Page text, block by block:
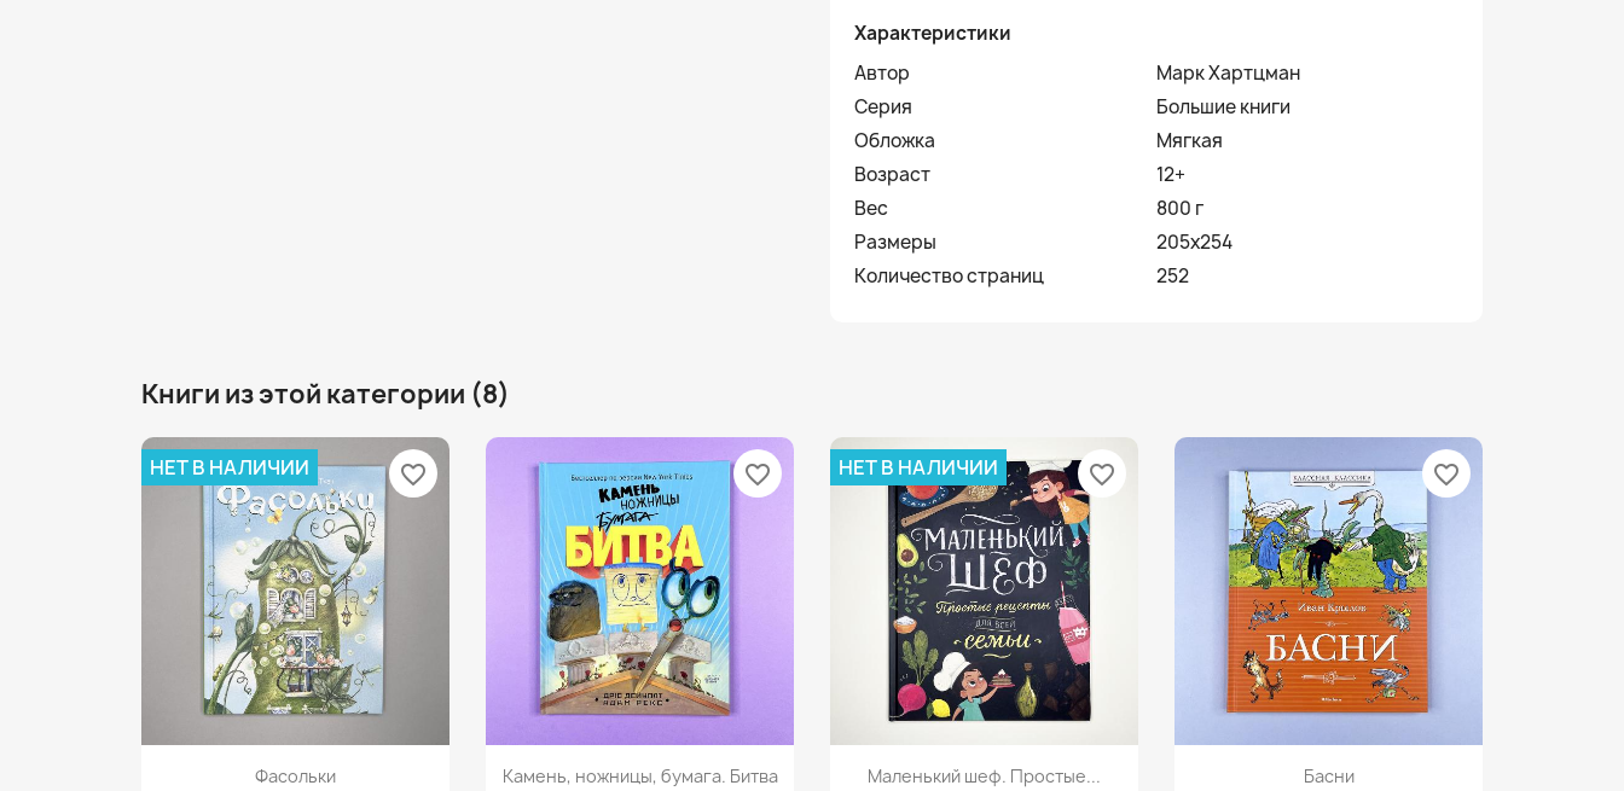
Характеристики
Автор
Марк Хартцман
Серия
Большие книги
Обложка
Мягкая
Возраст
12+
Вес
800 г
Размеры
205x254
Количество страниц
252
Книги из этой категории (8)
Просмотр
Фасольки
НЕТ В НАЛИЧИИ favorite_border
Просмотр
Камень, ножницы, бумага. Битва
favorite_border
Просмотр
Маленький шеф. Простые...
НЕТ В НАЛИЧИИ favorite_border
Просмотр
Басни
favorite_border